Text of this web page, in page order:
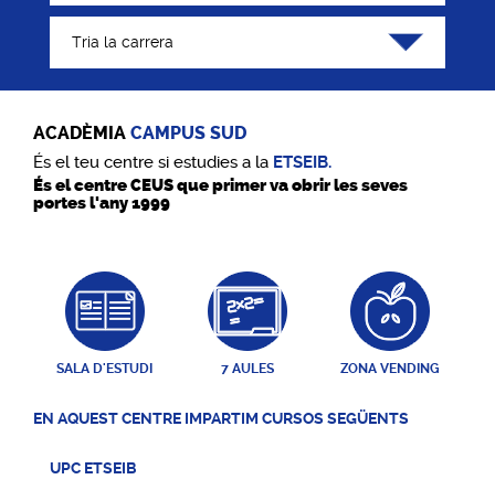
ACADÈMIA CAMPUS SUD
És el teu centre si estudies a la ETSEIB.
És el centre CEUS que primer va obrir les seves
portes l'any 1999
SALA D'ESTUDI 7 AULES ZONA VENDING
EN AQUEST CENTRE IMPARTIM CURSOS SEGÜENTS
UPC ETSEIB